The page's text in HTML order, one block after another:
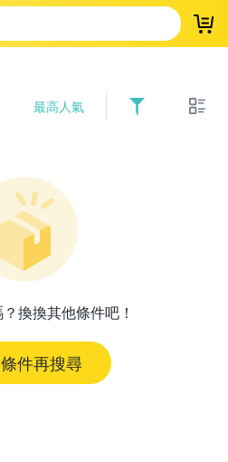
登
最高人氣
換換其他條件吧！
件再搜尋